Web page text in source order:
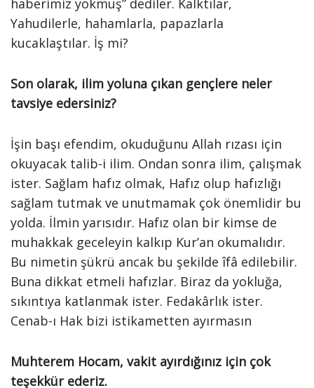
haberimiz yokmuş” dediler. Kalktılar,
Yahudilerle, hahamlarla, papazlarla
kucaklaştılar. İş mi?
Son olarak, ilim yoluna çıkan gençlere neler
tavsiye edersiniz?
İşin başı efendim, okuduğunu Allah rızası için
okuyacak talib-i ilim. Ondan sonra ilim, çalışmak
ister. Sağlam hafız olmak, Hafız olup hafızlığı
sağlam tutmak ve unutmamak çok önemlidir bu
yolda. İlmin yarısıdır. Hafız olan bir kimse de
muhakkak geceleyin kalkıp Kur’an okumalıdır.
Bu nimetin şükrü ancak bu şekilde îfâ edilebilir.
Buna dikkat etmeli hafızlar. Biraz da yokluğa,
sıkıntıya katlanmak ister. Fedakârlık ister.
Cenab-ı Hak bizi istikametten ayırmasın
Muhterem Hocam, vakit ayırdığınız için çok
teşekkür ederiz.